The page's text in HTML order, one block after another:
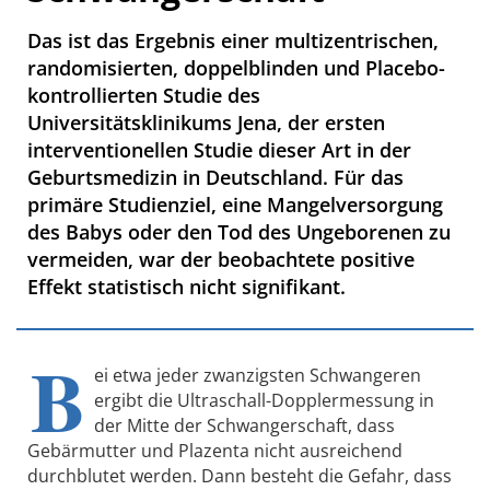
Das ist das Ergebnis einer multizentrischen,
randomisierten, doppelblinden und Placebo-
kontrollierten Studie des
Universitätsklinikums Jena, der ersten
interventionellen Studie dieser Art in der
Geburtsmedizin in Deutschland. Für das
primäre Studienziel, eine Mangelversorgung
des Babys oder den Tod des Ungeborenen zu
vermeiden, war der beobachtete positive
Effekt statistisch nicht signifikant.
B ei etwa jeder zwanzigsten Schwangeren
ergibt die Ultraschall-Dopplermessung in
der Mitte der Schwangerschaft, dass
Gebärmutter und Plazenta nicht ausreichend
durchblutet werden. Dann besteht die Gefahr, dass